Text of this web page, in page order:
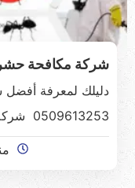
شركة مكافحة
دليلك لمعرفة
0509613253 شركة مكافحة…
منذ